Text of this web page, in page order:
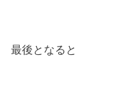
最後となると